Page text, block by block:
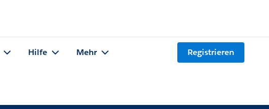
Hilfe Mehr Registrieren